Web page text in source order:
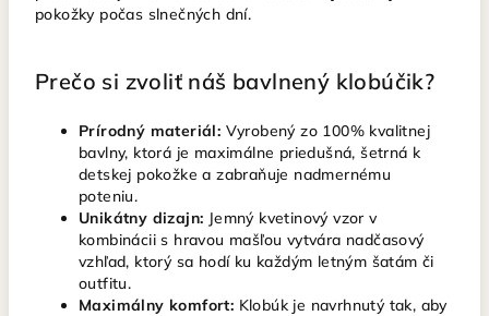
pokožky počas slnečných dní.
Prečo si zvoliť náš bavlnený klobúčik?
Prírodný materiál: Vyrobený zo 100% kvalitnej
bavlny, ktorá je maximálne priedušná, šetrná k
detskej pokožke a zabraňuje nadmernému
poteniu.
Unikátny dizajn: Jemný kvetinový vzor v
kombinácii s hravou mašľou vytvára nadčasový
vzhľad, ktorý sa hodí ku každým letným šatám či
outfitu.
Maximálny komfort: Klobúk je navrhnutý tak, aby